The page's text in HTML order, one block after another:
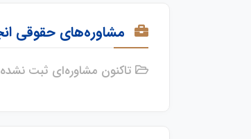
مشاوره‌های حقوقی
تاکنون مشاوره‌ای ثبت